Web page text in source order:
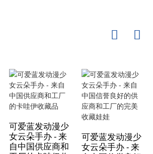
可爱蓝发动漫少
女云朵手办 - 来
自中国供应商和
可爱蓝发动漫少
女云朵手办 - 来